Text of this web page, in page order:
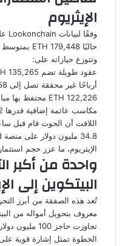
الإيثريوم
وتتوزع حيازاته على:
أرباحًا غير محققة تصل إلى 58 مليون دولار.
مكاسب عائمة إضافية قدرها 42 مليون دولار.
الإيثريوم، ما عزز حجم
واحدة من أكبر
البيتكوين إلى
تُعد هذه الصفقة من أبرز
معروف بتحويل أمواله من
تجاوزت حاجز
الخطوة تمثل إشارة قوية